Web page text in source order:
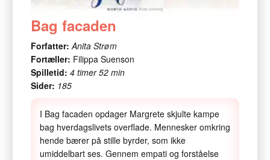
Bag facaden
Forfatter: Anita Strøm
Fortæller: Filippa Suenson
Spilletid: 4 timer 52 min
Sider: 185
I Bag facaden opdager Margrete skjulte kampe
bag hverdagslivets overflade. Mennesker omkring
hende bærer på stille byrder, som ikke
umiddelbart ses. Gennem empati og forståelse